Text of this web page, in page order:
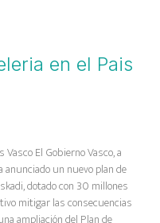
en el Pais
El Gobierno Vasco, a
un nuevo plan de
dotado con 30 millones
mitigar las consecuencias